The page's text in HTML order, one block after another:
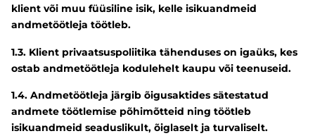
klient või muu füüsiline isik, kelle isikuandmeid
andmetöötleja töötleb.
1.3. Klient privaatsuspoliitika tähenduses on igaüks, kes
ostab andmetöötleja kodulehelt kaupu või teenuseid.
1.4. Andmetöötleja järgib õigusaktides sätestatud
andmete töötlemise põhimõtteid ning töötleb
isikuandmeid seaduslikult, õiglaselt ja turvaliselt.